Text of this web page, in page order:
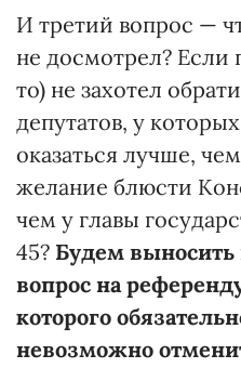
И третий вопрос —
не досмотрел? Если
то) не захотел
депутатов, у
оказаться лучше,
желание блюсти
чем у главы
45? Будем
вопрос на
которого
невозможно